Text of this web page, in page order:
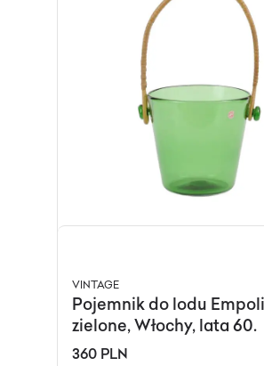
VINTAGE
Pojemnik do lodu
zielone, Włochy, lata 60.
360 PLN